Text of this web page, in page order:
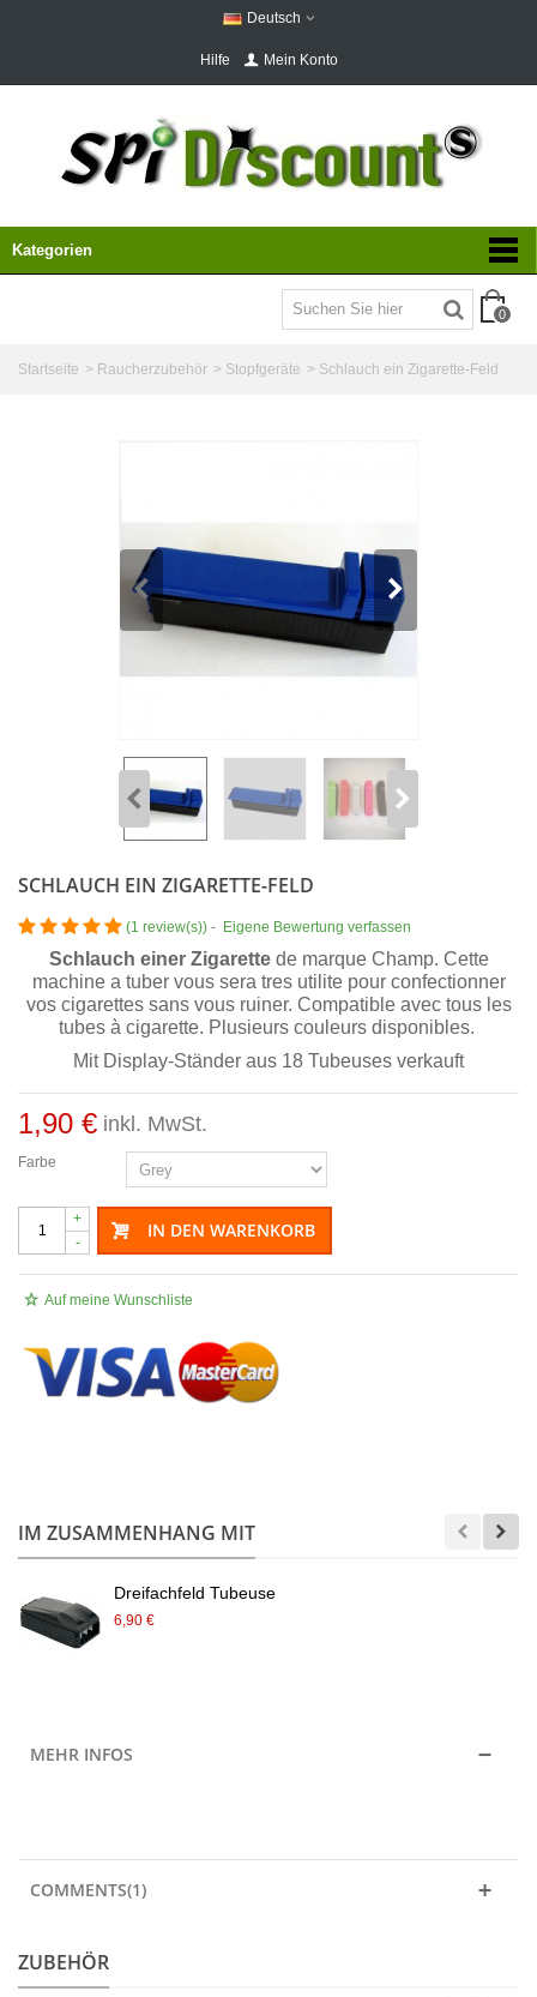
Deutsch
Hilfe Mein Konto
Kategorien
0
Startseite > Raucherzubehör > Stopfgeräte > Schlauch ein Zigarette-Feld
SCHLAUCH EIN ZIGARETTE-FELD
(1 review(s)) - Eigene Bewertung verfassen
Schlauch einer Zigarettede marque Champ. Cette
machine a tuber vous sera tres utilite pour confectionner
vos cigarettes sans vous ruiner. Compatible avec tous les
tubes à cigarette. Plusieurs couleurs disponibles.
Mit Display-Ständer aus 18 Tubeuses verkauft
1,90 € inkl. MwSt.
Farbe
-
+ IN DEN WARENKORB
Auf meine Wunschliste
IM ZUSAMMENHANG MIT
Dreifachfeld Tubeuse
6,90 €
MEHR INFOS
COMMENTS(1)
ZUBEHÖR